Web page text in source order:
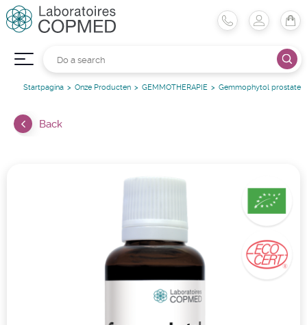
Startpagina Onze Producten GEMMOTHERAPIE Gemmophytol prostate
Back